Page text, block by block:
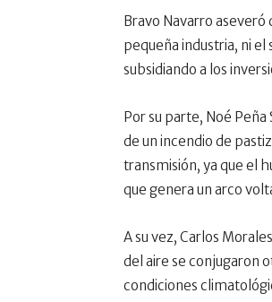
Bravo Navarro
pequeña industria, ni
subsidiando a los
Por su parte, Noé
de un incendio de
transmisión, ya que el
que genera un arco
A su vez, Carlos
del aire se conjugaron
condiciones